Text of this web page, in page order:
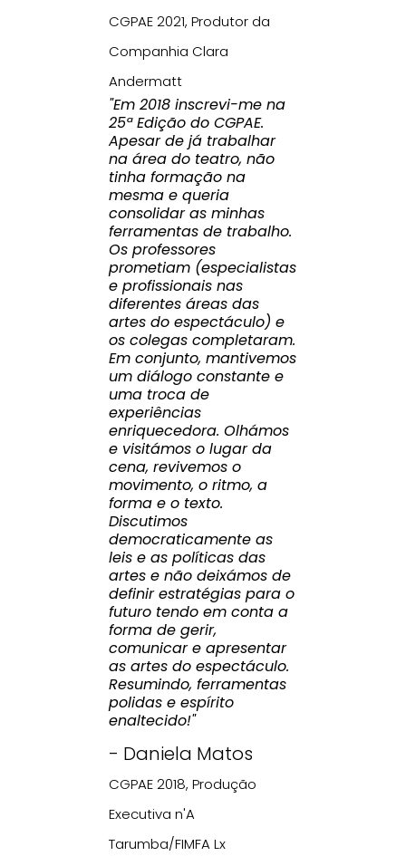
CGPAE 2021, Produtor da
Companhia Clara
Andermatt
"Em 2018 inscrevi-me na
25ª Edição do CGPAE.
Apesar de já trabalhar
na área do teatro, não
tinha formação na
mesma e queria
consolidar as minhas
ferramentas de trabalho.
Os professores
prometiam (especialistas
e profissionais nas
diferentes áreas das
artes do espectáculo) e
os colegas completaram.
Em conjunto, mantivemos
um diálogo constante e
uma troca de
experiências
enriquecedora. Olhámos
e visitámos o lugar da
cena, revivemos o
movimento, o ritmo, a
forma e o texto.
Discutimos
democraticamente as
leis e as políticas das
artes e não deixámos de
definir estratégias para o
futuro tendo em conta a
forma de gerir,
comunicar e apresentar
as artes do espectáculo.
Resumindo, ferramentas
polidas e espírito
enaltecido!"
- Daniela Matos
CGPAE 2018, Produção
Executiva n'A
Tarumba/FIMFA Lx